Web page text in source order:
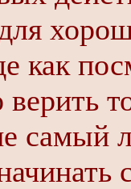
как
самый